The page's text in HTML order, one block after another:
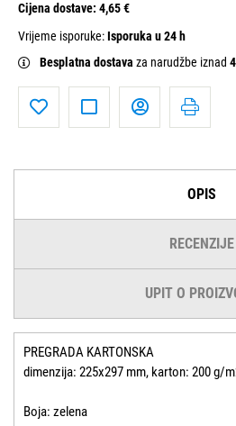
Cijena dostave: 4,65 €
Vrijeme isporuke:Isporuka u 24 h
Besplatna dostava za narudžbe iznad
OPIS
RECENZIJE
UPIT O
PREGRADA KARTONSKA
dimenzija: 225x297 mm, karton: 200 g/
Boja: zelena